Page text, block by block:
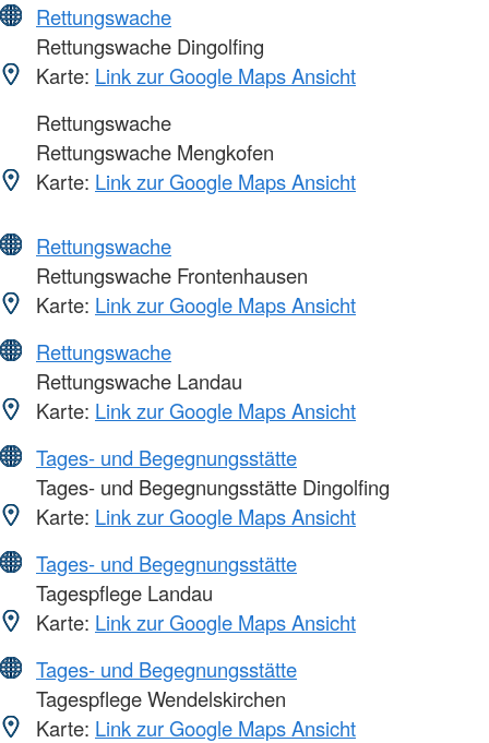
Rettungswache
Rettungswache Dingolfing
Karte: Link zur Google Maps Ansicht
Rettungswache
Rettungswache Mengkofen
Karte: Link zur Google Maps Ansicht
Rettungswache
Rettungswache Frontenhausen
Karte: Link zur Google Maps Ansicht
Rettungswache
Rettungswache Landau
Karte: Link zur Google Maps Ansicht
Tages- und Begegnungsstätte
Tages- und Begegnungsstätte Dingolfing
Karte: Link zur Google Maps Ansicht
Tages- und Begegnungsstätte
Tagespflege Landau
Karte: Link zur Google Maps Ansicht
Tages- und Begegnungsstätte
Tagespflege Wendelskirchen
Karte: Link zur Google Maps Ansicht